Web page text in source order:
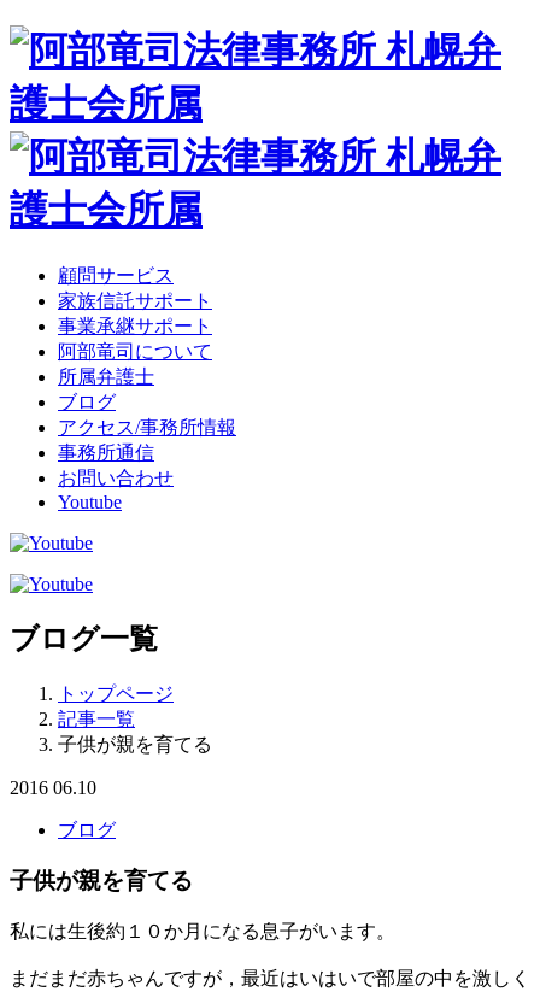
顧問サービス
家族信託サポート
事業承継サポート
阿部竜司について
所属弁護士
ブログ
アクセス/事務所情報
事務所通信
お問い合わせ
Youtube
ブログ一覧
トップページ
記事一覧
子供が親を育てる
2016 06.10
ブログ
子供が親を育てる
私には生後約１０か月になる息子がいます。
まだまだ赤ちゃんですが，最近はいはいで部屋の中を激しく